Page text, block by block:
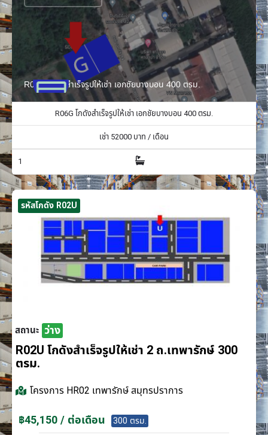
R06G โกดังสำเร็จรูปให้เช่า เอกชัยบางบอน 400 ตรม.
R06G โกดังสำเร็จรูปให้เช่า เอกชัยบางบอน 400 ตรม.
เช่า 52000 บาท / เดือน
1
รหัสโกดัง R02U
สถานะ ว่าง
R02U โกดังสำเร็จรูปให้เช่า 2 ถ.เทพารักษ์ 300
ตรม.
โครงการ HR02 เทพารักษ์ สมุทรปราการ
฿45,150 / ต่อเดือน 300 ตรม.